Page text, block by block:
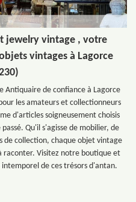
jewelry vintage , votre
vintages à Lagorce
de confiance à Lagorce
les amateurs et collectionneurs
d'articles soigneusement choisis
Qu'il s'agisse de mobilier, de
de collection, chaque objet vintage
raconter. Visitez notre boutique et
intemporel de ces trésors d'antan.